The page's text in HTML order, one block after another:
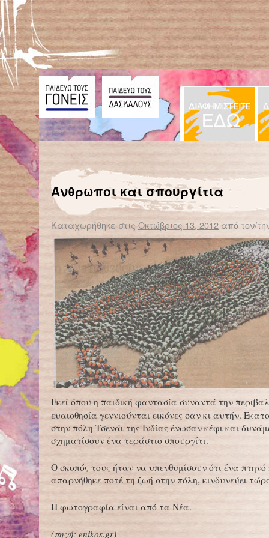
← Επιστροφή στο %s
Δεινόσαυρος σε μέγεθος γάτας βρέθηκε στην Αφρική
Άνθρωποι και σπουργίτια
Καταχωρήθηκε στις Οκτώβριος 13, 2012 από τον/
Εκεί όπου η παιδική φαντασία συναντά την
ευαισθησία γεννιούνται εικόνες σαν κι αυτήν.
στην πόλη Τσενάι της Ινδίας ένωσαν κέφι και
σχηματίσουν ένα τεράστιο σπουργίτι.
Ο σκοπός τους ήταν να υπενθυμίσουν ότι ένα πτηνό
απαρνήθηκε ποτέ τη ζωή στην πόλη, κινδυνεύει
Η φωτογραφία είναι από τα Νέα.
(πηγή: enikos.gr)